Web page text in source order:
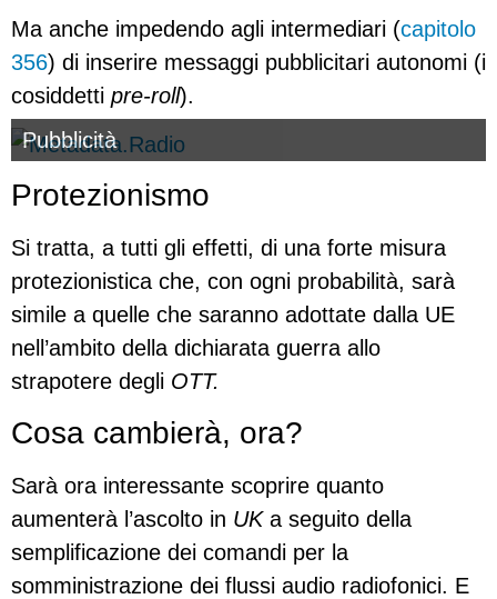
Ma anche impedendo agli intermediari (capitolo
356) di inserire messaggi pubblicitari autonomi (i
cosiddetti pre-roll).
Pubblicità
Protezionismo
Si tratta, a tutti gli effetti, di una forte misura
protezionistica che, con ogni probabilità, sarà
simile a quelle che saranno adottate dalla UE
nell’ambito della dichiarata guerra allo
strapotere degli OTT.
Cosa cambierà, ora?
Sarà ora interessante scoprire quanto
aumenterà l’ascolto in UKa seguito della
semplificazione dei comandi per la
somministrazione dei flussi audio radiofonici. E